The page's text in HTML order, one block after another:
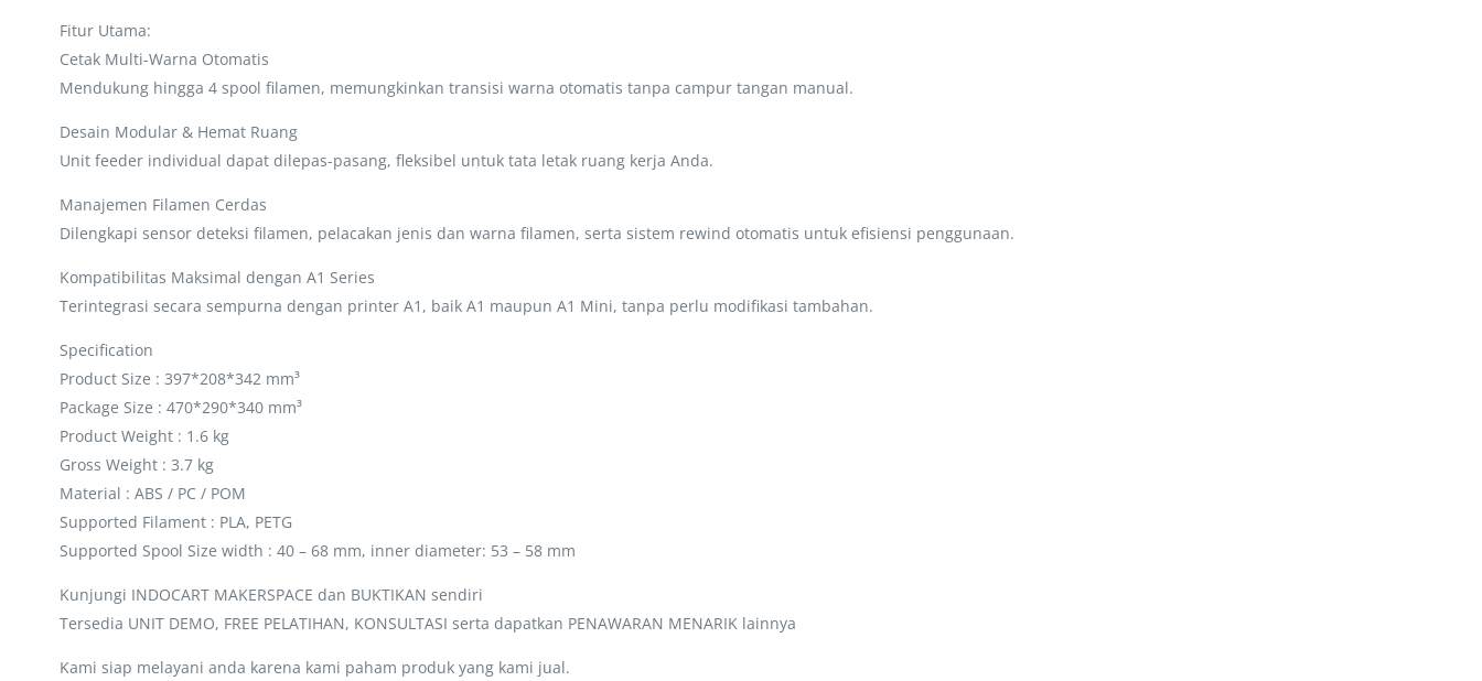
Fitur Utama:
Cetak Multi-Warna Otomatis
Mendukung hingga 4 spool filamen, memungkinkan transisi warna otomatis tanpa campur tangan manual.
Desain Modular & Hemat Ruang
Unit feeder individual dapat dilepas-pasang, fleksibel untuk tata letak ruang kerja Anda.
Manajemen Filamen Cerdas
Dilengkapi sensor deteksi filamen, pelacakan jenis dan warna filamen, serta sistem rewind otomatis untuk efisiensi penggunaan.
Kompatibilitas Maksimal dengan A1 Series
Terintegrasi secara sempurna dengan printer A1, baik A1 maupun A1 Mini, tanpa perlu modifikasi tambahan.
Specification
Product Size : 397*208*342 mm³
Package Size : 470*290*340 mm³
Product Weight : 1.6 kg
Gross Weight : 3.7 kg
Material : ABS / PC / POM
Supported Filament : PLA, PETG
Supported Spool Size width : 40 – 68 mm, inner diameter: 53 – 58 mm
Kunjungi INDOCART MAKERSPACE dan BUKTIKAN sendiri
Tersedia UNIT DEMO, FREE PELATIHAN, KONSULTASI serta dapatkan PENAWARAN MENARIK lainnya
Kami siap melayani anda karena kami paham produk yang kami jual.